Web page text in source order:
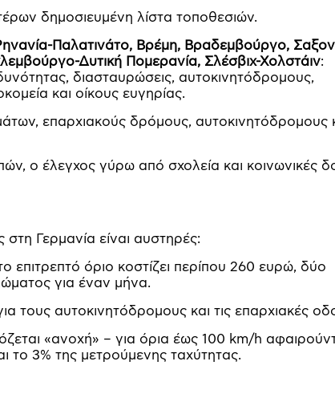
δημοσιευμένη λίστα τοποθεσιών.
Παλατινάτο, Βρέμη, Βραδεμβούργο,
Δυτική Πομερανία, Σλέσβιχ-Χολστάιν:
διασταυρώσεις, αυτοκινητόδρομους,
και οίκους ευγηρίας.
επαρχιακούς δρόμους, αυτοκινητόδρομους
ο έλεγχος γύρω από σχολεία και κοινωνικές
Γερμανία είναι αυστηρές:
όριο κοστίζει περίπου 260 ευρώ, δύο
για έναν μήνα.
τους αυτοκινητόδρομους και τις επαρχιακές
«ανοχή» – για όρια έως 100 km/h
το 3% της μετρούμενης ταχύτητας.